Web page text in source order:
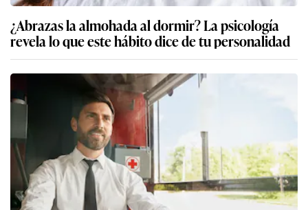
¿Abrazas la almohada al dormir? La psicología
revela lo que este hábito dice de tu personalidad